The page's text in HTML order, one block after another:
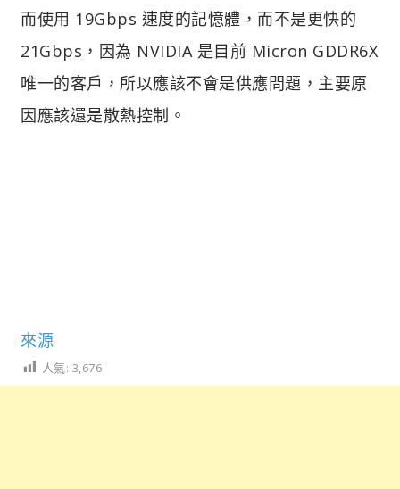
而使用 19Gbps 速度的記憶體，而不是更快的
21Gbps，因為 NVIDIA 是目前 Micron GDDR6X
唯一的客戶，所以應該不會是供應問題，主要原
因應該還是散熱控制。
來源
人氣: 3,676